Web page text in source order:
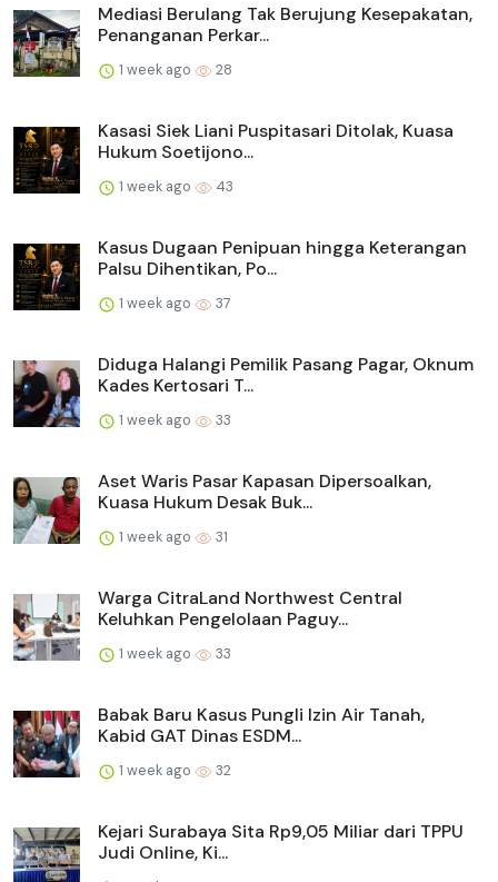
Mediasi Berulang Tak Berujung Kesepakatan,
Penanganan Perkar...
1 week ago 28
Kasasi Siek Liani Puspitasari Ditolak, Kuasa
Hukum Soetijono...
1 week ago 43
Kasus Dugaan Penipuan hingga Keterangan
Palsu Dihentikan, Po...
1 week ago 37
Diduga Halangi Pemilik Pasang Pagar, Oknum
Kades Kertosari T...
1 week ago 33
Aset Waris Pasar Kapasan Dipersoalkan,
Kuasa Hukum Desak Buk...
1 week ago 31
Warga CitraLand Northwest Central
Keluhkan Pengelolaan Paguy...
1 week ago 33
Babak Baru Kasus Pungli Izin Air Tanah,
Kabid GAT Dinas ESDM...
1 week ago 32
Kejari Surabaya Sita Rp9,05 Miliar dari TPPU
Judi Online, Ki...